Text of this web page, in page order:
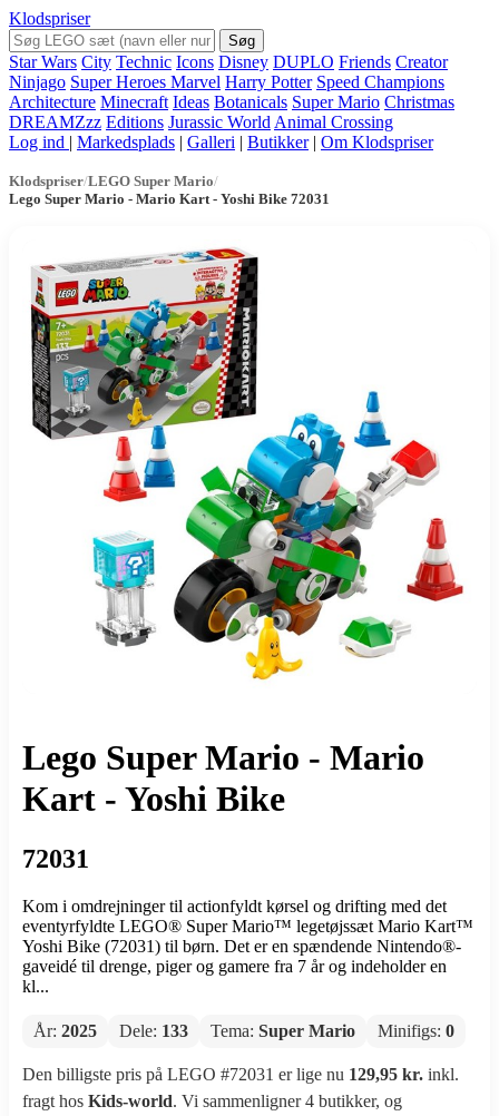
Klodspriser
Søg
Star Wars City Technic Icons Disney DUPLO Friends Creator
Ninjago Super Heroes Marvel Harry Potter Speed Champions
Architecture Minecraft Ideas Botanicals Super Mario Christmas
DREAMZzz Editions Jurassic World Animal Crossing
Log ind | Markedsplads | Galleri | Butikker | Om Klodspriser
Klodspriser/LEGO Super Mario/
Lego Super Mario - Mario Kart - Yoshi Bike 72031
Lego Super Mario - Mario
Kart - Yoshi Bike
72031
Kom i omdrejninger til actionfyldt kørsel og drifting med det
eventyrfyldte LEGO® Super Mario™ legetøjssæt Mario Kart™
Yoshi Bike (72031) til børn. Det er en spændende Nintendo®-
gaveidé til drenge, piger og gamere fra 7 år og indeholder en
kl...
År: 2025 Dele: 133 Tema: Super Mario Minifigs: 0
Den billigste pris på LEGO #72031 er lige nu 129,95 kr. inkl.
fragt hos Kids-world. Vi sammenligner 4 butikker, og